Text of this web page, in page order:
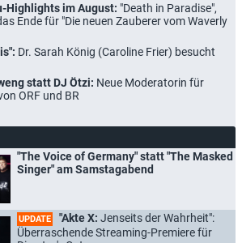
Highlights im August: "Death in Paradise",
Ende für "Die neuen Zauberer vom Waverly
Dr. Sarah König (Caroline Frier) besucht
statt DJ Ötzi: Neue Moderatorin für
ORF und BR
"The Voice of Germany" statt "The Masked
Singer" am Samstagabend
UPDATE "Akte X: Jenseits der Wahrheit":
Überraschende Streaming-Premiere für